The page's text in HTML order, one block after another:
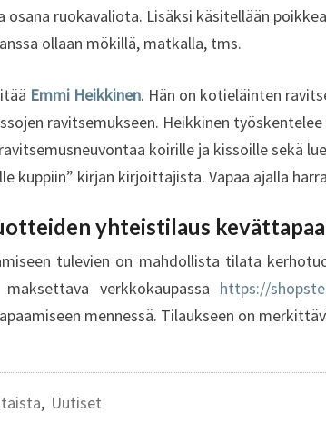
osana ruokavaliota. Lisäksi käsitellään
ollaan mökillä, matkalla, tms.
Emmi Heikkinen. Hän on kotieläinten
ravitsemukseen. Heikkinen
koirille ja kissoille sekä
kuppiin” kirjan kirjoittajista. Vapaa ajalla
yhteistilaus
tulevien on mahdollista tilata
verkkokaupassa https://
mennessä. Tilaukseen on
, Uutiset